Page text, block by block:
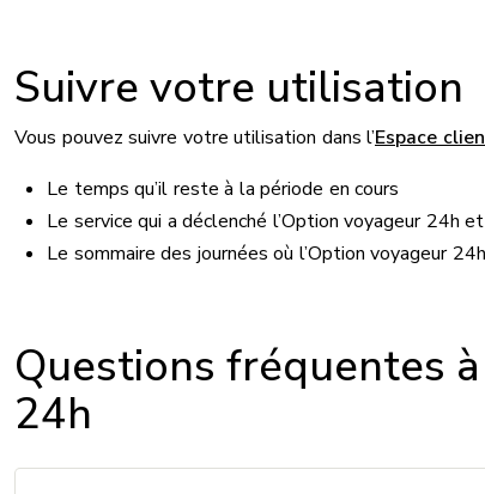
Suivre votre utilisation
Vous pouvez suivre votre utilisation dans l’Espace
Le temps qu’il reste à la période en cours
Le service qui a déclenché l’Option voyageur 24h
Le sommaire des journées où l’Option voyageur
Questions fréquentes
24h